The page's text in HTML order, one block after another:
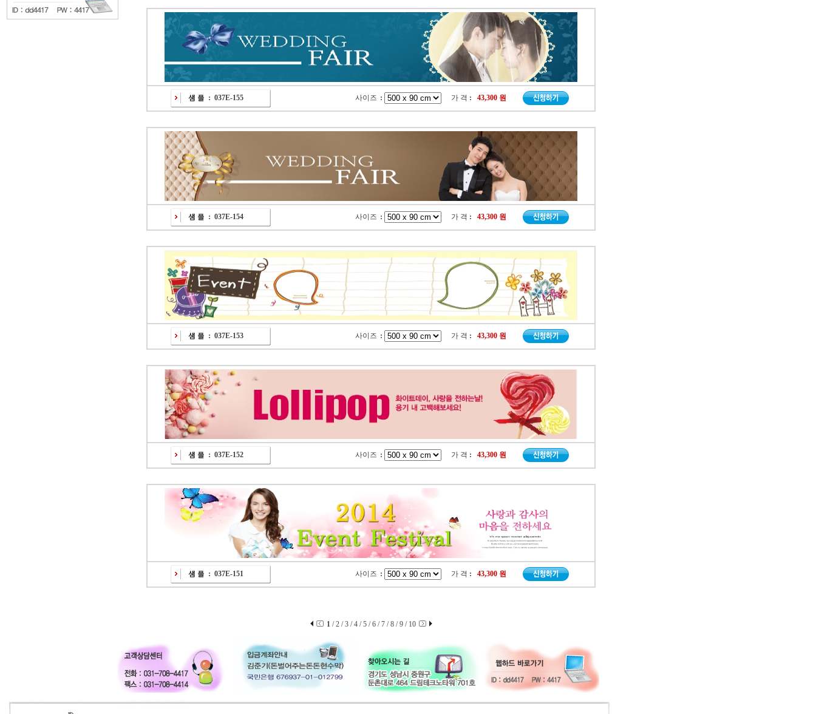
: 037E-155 사이즈 : 가 격 : 43,300 원
: 037E-154 사이즈 : 가 격 : 43,300 원
: 037E-153 사이즈 : 가 격 : 43,300 원
: 037E-152 사이즈 : 가 격 : 43,300 원
: 037E-151 사이즈 : 가 격 : 43,300 원
1/2/3/4/5/6/7/8/9/ 10